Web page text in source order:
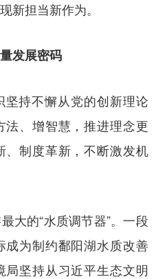
新担当新作为。
发展密码
持不懈从党的创新理论
、增智慧，推进理念更
制度革新，不断激发机
大的“水质调节器”。一段
为制约鄱阳湖水质改善
坚持从习近平生态文明